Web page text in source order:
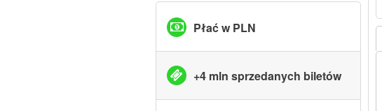
Płać w PLN
+4 mln sprzedanych biletów